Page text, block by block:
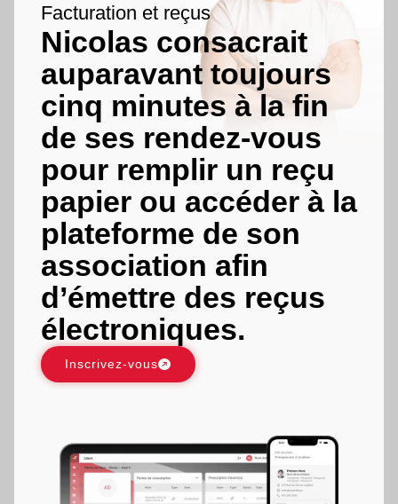
Facturation et reçus
Nicolas consacrait
auparavant toujours
cinq minutes à la fin
de ses rendez-vous
pour remplir un reçu
papier ou accéder à la
plateforme de son
association afin
d’émettre des reçus
électroniques.
Inscrivez-vous